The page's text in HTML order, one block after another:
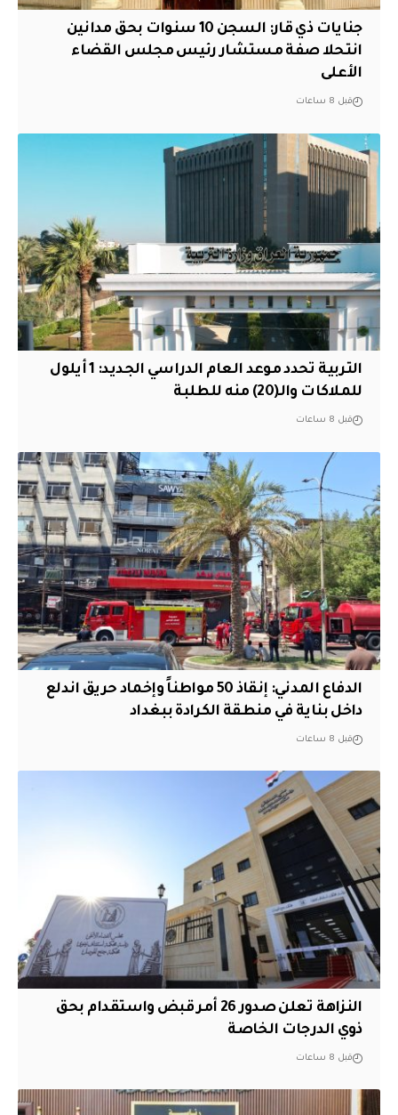
جنايات ذي قار: السجن 10 سنوات بحق مدانين
انتحلا صفة مستشار رئيس مجلس القضاء
الأعلى
قبل 8 ساعات
التربية تحدد موعد العام الدراسي الجديد: 1 أيلول
للملاكات والـ(20) منه للطلبة
قبل 8 ساعات
الدفاع المدني: إنقاذ 50 مواطناً وإخماد حريق اندلع
داخل بناية في منطقة الكرادة ببغداد
قبل 8 ساعات
النزاهة تعلن صدور 26 أمر قبض واستقدام بحق
ذوي الدرجات الخاصة
قبل 8 ساعات